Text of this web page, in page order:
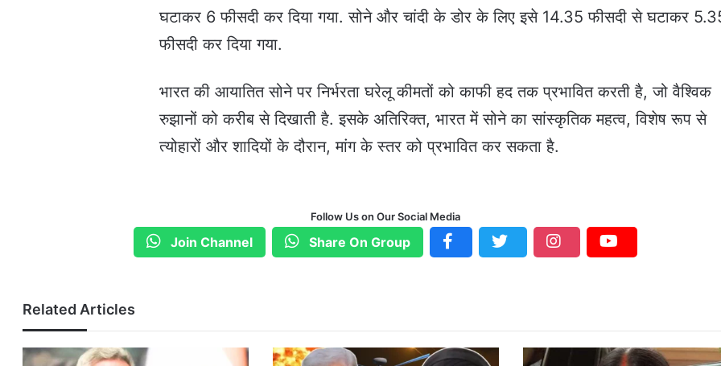
घटाकर 6 फीसदी कर दिया गया. सोने और चांदी के डोर के लिए इसे 14.35 फीसदी से घटाकर
फीसदी कर दिया गया.
भारत की आयातित सोने पर निर्भरता घरेलू कीमतों को काफी हद तक प्रभावित करती है, जो वैश्विक
रुझानों को करीब से दिखाती है. इसके अतिरिक्त, भारत में सोने का सांस्कृतिक महत्व, विशेष रूप से
त्योहारों और शादियों के दौरान, मांग के स्तर को प्रभावित कर सकता है.
Follow Us on Our Social Media
Join Channel Share On Group
Related Articles